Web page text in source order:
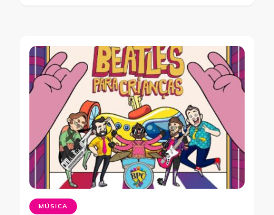
MÚSICA